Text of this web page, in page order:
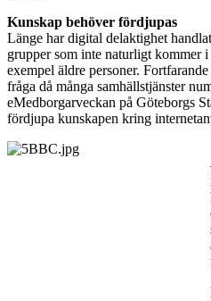
Kunskap behöver fördjupas
Länge har digital delaktighet
grupper som inte naturligt kommer
exempel äldre personer.
fråga då många samhällstjänster
eMedborgarveckan på Göteborgs
fördjupa kunskapen kring